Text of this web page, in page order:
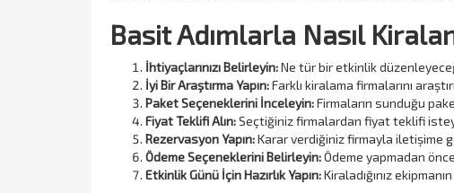
Basit Adımlarla Nasıl
İhtiyaçlarınızı Belirleyin:Ne tür bir etkinlik
İyi Bir Araştırma Yapın:Farklı kiralama firmalarını
Paket Seçeneklerini İnceleyin:Firmaların sunduğu
Fiyat Teklifi Alın:Seçtiğiniz firmalardan fiyat teklifi
Rezervasyon Yapın:Karar verdiğiniz firmayla iletişime
Ödeme Seçeneklerini Belirleyin:Ödeme yapmadan
Etkinlik Günü İçin Hazırlık Yapın:Kiraladığınız